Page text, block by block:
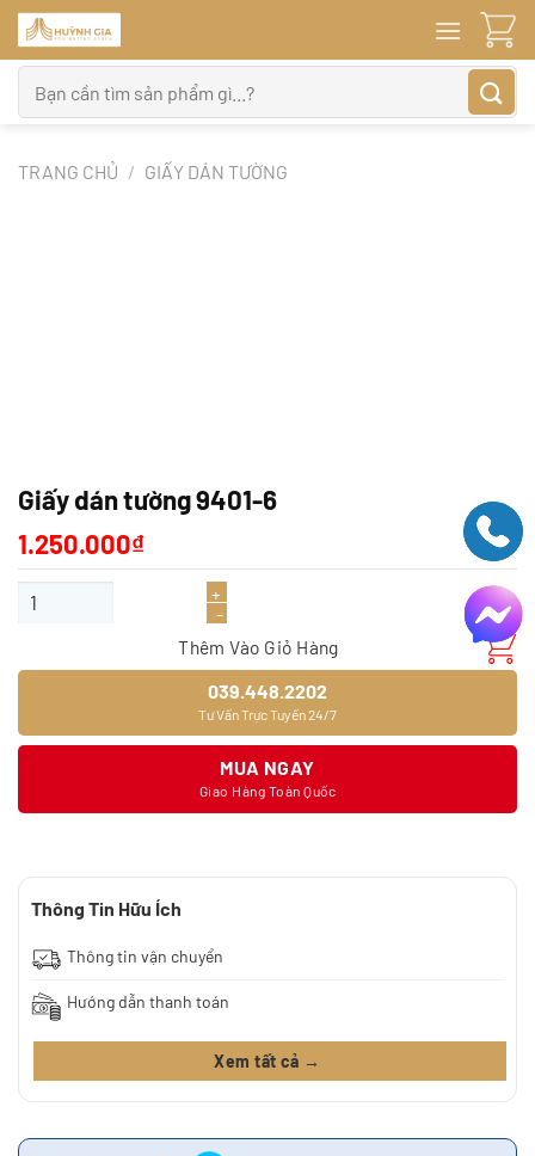
Bỏ
qua
nội
dung
kiếm:
TRANG CHỦ / GIẤY DÁN TƯỜNG
Giấy dán tường 9401-6
1.250.000₫
Giấy dán tường 9401-6 số lượng
Thêm Vào Giỏ Hàng
039.448.2202
Tư Vấn Trực Tuyến 24/7
MUA NGAY
Giao Hàng Toàn Quốc
Thông Tin Hữu Ích
Thông tin vận chuyển
Hướng dẫn thanh toán
Xem tất cả →